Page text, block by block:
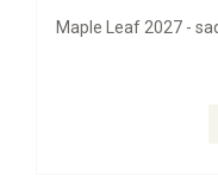
Maple Leaf 2027 -